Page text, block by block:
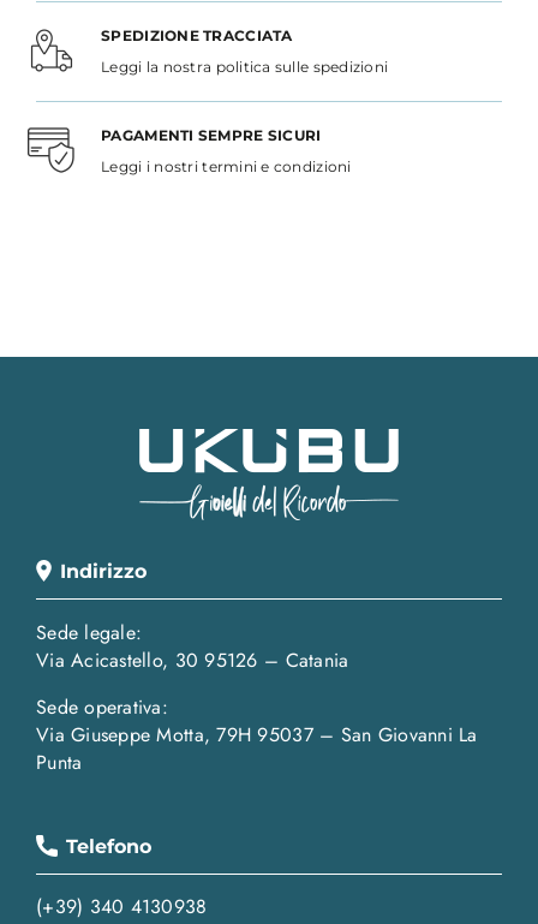
SPEDIZIONE TRACCIATA
Leggi la nostra politica sulle spedizioni
PAGAMENTI SEMPRE SICURI
Leggi i nostri termini e condizioni
Indirizzo
Sede legale:
Via Acicastello, 30 95126 – Catania
Sede operativa:
Via Giuseppe Motta, 79H 95037 – San Giovanni La
Punta
Telefono
(+39) 340 4130938